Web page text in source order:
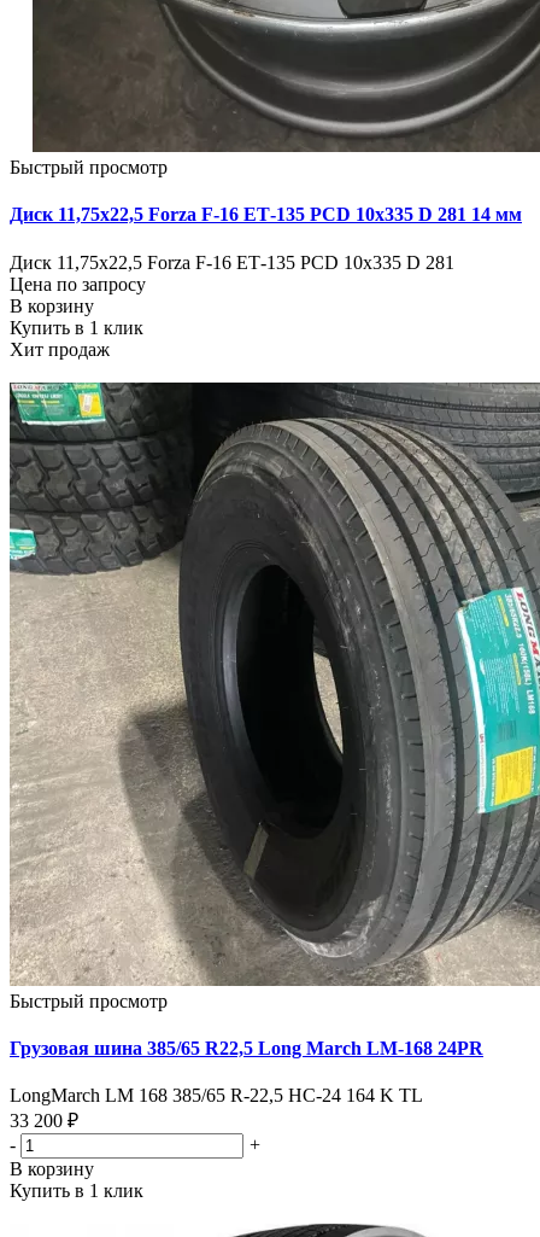
Быстрый просмотр
Диск 11,75х22,5 Forza F-16 ЕТ-135 PCD 10х335 D 281 14 мм
Диск 11,75х22,5 Forza F-16 ЕТ-135 PCD 10х335 D 281
Цена по запросу
В корзину
Купить в 1 клик
Хит продаж
Быстрый просмотр
Грузовая шина 385/65 R22,5 Long March LM-168 24PR
LongMarch LM 168 385/65 R-22,5 НС-24 164 K TL
33 200 ₽
-
+
В корзину
Купить в 1 клик